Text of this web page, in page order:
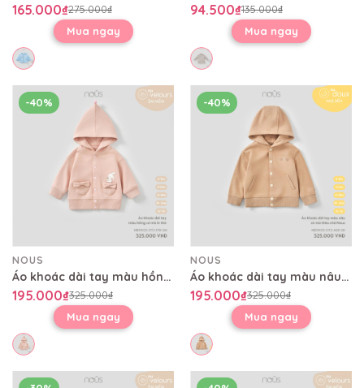
165.000₫275.000₫
Mua ngay
94.500₫135.000₫
Mua ngay
-40%
NOUS
Áo khoác dài tay màu hồng có mũ in thỏ
195.000₫325.000₫
Mua ngay
-40%
NOUS
Áo khoác dài tay màu nâu có mũ thêu chữ Nous
195.000₫325.000₫
Mua ngay